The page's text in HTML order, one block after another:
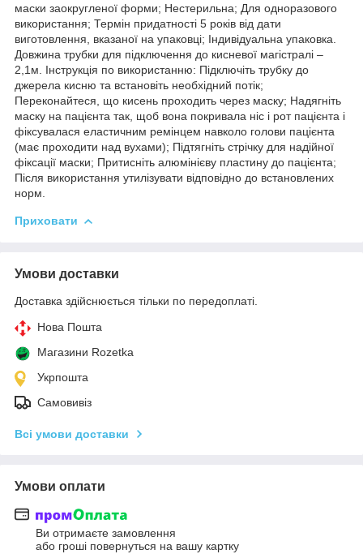
маски заокругленої форми; Нестерильна; Для одноразового
використання; Термін придатності 5 років від дати
виготовлення, вказаної на упаковці; Індивідуальна упаковка.
Довжина трубки для підключення до кисневої магістралі –
2,1м. Інструкція по використанню: Підключіть трубку до
джерела кисню та встановіть необхідний потік;
Переконайтеся, що кисень проходить через маску; Надягніть
маску на пацієнта так, щоб вона покривала ніс і рот пацієнта і
фіксувалася еластичним ремінцем навколо голови пацієнта
(має проходити над вухами); Підтягніть стрічку для надійної
фіксації маски; Притисніть алюмінієву пластину до пацієнта;
Після використання утилізувати відповідно до встановлених
норм.
Приховати
Умови доставки
Доставка здійснюється тільки по передоплаті.
Нова Пошта
Магазини Rozetka
Укрпошта
Самовивіз
Всі умови доставки
Умови оплати
Ви отримаєте замовлення
або гроші повернуться на вашу картку